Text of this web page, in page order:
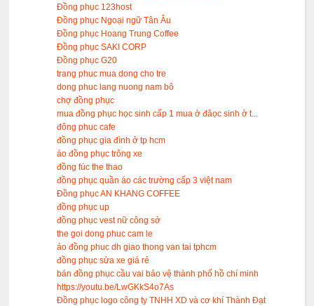
Đồng phục 123host
Đồng phục Ngoại ngữ Tân Âu
Đồng phục Hoang Trung Coffee
Đồng phục SAKI CORP
Đồng phục G20
trang phuc mua dong cho tre
dong phuc lang nuong nam bô
chợ đồng phục
mua đồng phục học sinh cấp 1 mua ở đâọc sinh ở t...
đông phuc cafe
đồng phục gia đình ở tp hcm
áo đồng phục trông xe
đồng fúc the thao
đồng phục quần áo các trường cấp 3 việt nam
Đồng phục AN KHANG COFFEE
đồng phục up
đồng phục vest nữ công sở
the goi dong phuc cam le
áo đồng phuc dh giao thong van tai tphcm
đồng phục sửa xe giá rẻ
bán đồng phục cầu vai bảo vệ thành phố hồ chí minh
https://youtu.be/LwGKkS4o7As
Đồng phục logo công ty TNHH XD và cơ khí Thành Đạt